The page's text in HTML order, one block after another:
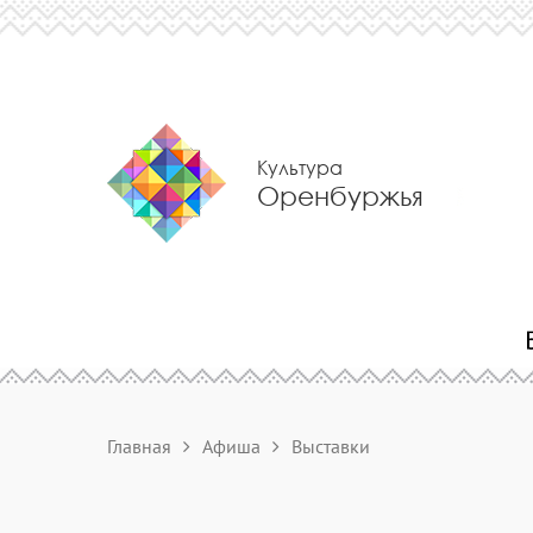
Культура
Оренбуржья
Главная Афиша Выставки